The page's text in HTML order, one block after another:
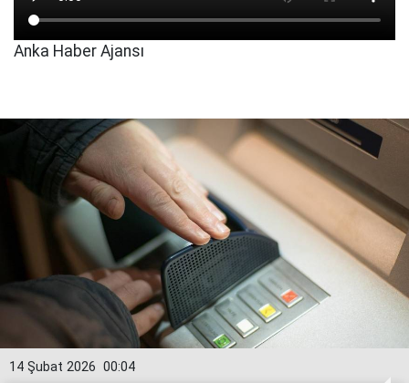
Anka Haber Ajansı
00:04
14 Şubat 2026